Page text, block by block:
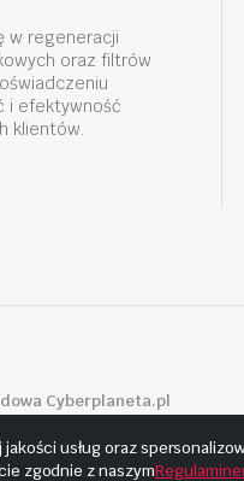
w regeneracji
oraz filtrów
i efektywność
klientów.
Cyberplaneta.pl
jakości usług oraz
zgodnie z naszym